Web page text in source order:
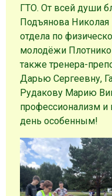
ГТО. От всей души
Подъянова Николая
отдела по
молодёжи
также тренера-
Дарью Сергеевну,
Рудакову Марию
профессионализм и
день особенным!